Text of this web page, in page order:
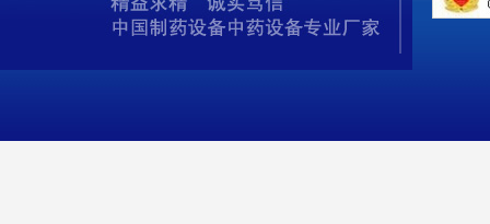
NJP-3-1200C